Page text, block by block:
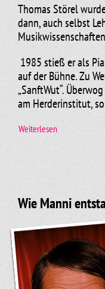
Thomas Störel
dann, auch selbst
1985 stieß er als
auf der Bühne. Zu
„SanftWut“.
am Herderinstitut,
Weiterlesen
Orgelunterricht
Thomas Störel ist
Hobby - den Sport.
Jahr.
Wie Manni